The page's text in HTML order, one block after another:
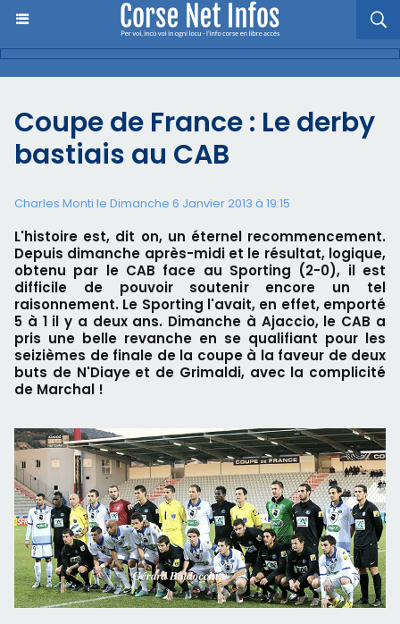
Coupe de France : Le derby
bastiais au CAB
Charles Monti le Dimanche 6 Janvier 2013 à 19:15
L'histoire est, dit on, un éternel recommencement.
Depuis dimanche après-midi et le résultat, logique,
obtenu par le CAB face au Sporting (2-0), il est
difficile de pouvoir soutenir encore un tel
raisonnement. Le Sporting l'avait, en effet, emporté
5 à 1 il y a deux ans. Dimanche à Ajaccio, le CAB a
pris une belle revanche en se qualifiant pour les
seizièmes de finale de la coupe à la faveur de deux
buts de N'Diaye et de Grimaldi, avec la complicité
de Marchal !